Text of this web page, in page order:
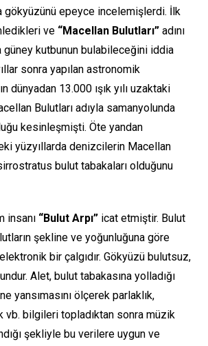
gökyüzünü epeyce incelemişlerdi. İlk
ve “Macellan Bulutları” adını
kutbunun bulabileceğini iddia
sonra yapılan astronomik
dünyadan 13.000 ışık yılı uzaktaki
Bulutları adıyla samanyolunda
kesinleşmişti. Öte yandan
yüzyıllarda denizcilerin Macellan
bulut tabakaları olduğunu
insanı “Bulut Arpı” icat etmiştir. Bulut
şekline ve yoğunluğuna göre
bir çalgıdır. Gökyüzü bulutsuz,
Alet, bulut tabakasına yolladığı
yansımasını ölçerek parlaklık,
vb. bilgileri topladıktan sonra müzik
şekliyle bu verilere uygun ve